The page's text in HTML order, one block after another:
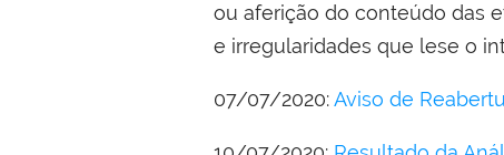
ou aferição do conteúdo das
e irregularidades que lese o
07/07/2020:Aviso de